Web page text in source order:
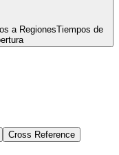
a RegionesTiempos de
Cross Reference